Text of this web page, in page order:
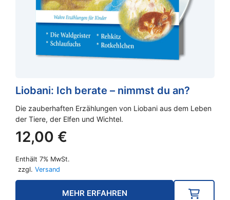
Liobani: Ich berate – nimmst du an?
Die zauberhaften Erzählungen von Liobani aus dem Leben
der Tiere, der Elfen und Wichtel.
12,00 €
Enthält 7% MwSt.
zzgl. Versand
MEHR ERFAHREN